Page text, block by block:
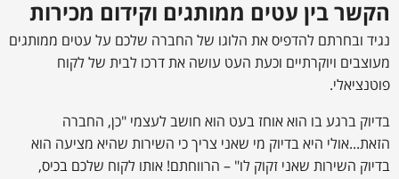
הקשר בין עטים ממותגים וקידום מכירות
נגיד ובחרתם להדפיס את הלוגו של החברה שלכם על עטים ממותגים
מעוצבים ויוקרתיים וכעת העט עושה את דרכו לבית של לקוח
פוטנציאלי.
בדיוק ברגע בו הוא אוחז בעט הוא חושב לעצמי "כן, החברה
הזאת...אולי היא בדיוק מי שאני צריך כי השירות שהיא מציעה הוא
בדיוק השירות שאני זקוק לו" – הרווחתם! אותו לקוח שלכם בכיס,